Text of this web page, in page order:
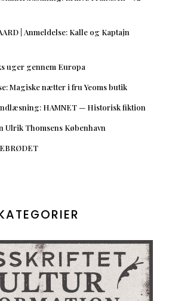
| Anmeldelse: Kalle og Kaptajn
uger gennem Europa
Magiske nætter i fru Yeoms butik
HAMNET — Historisk fiktion
Thomsens København